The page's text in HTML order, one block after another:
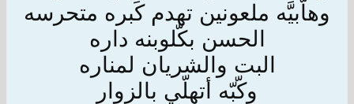
وهاّبيَّه ملعونين تهدم كَبره متحرسه
الحسن بكّلوبنه داره
البت والشريان لمناره
وكّبّه أتهلّي بالزوار